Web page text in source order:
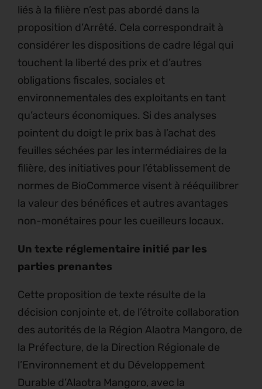
liés à la filière n’est pas abordé dans la
proposition d’Arrêté. Cela correspondrait à
considérer les dispositions de cadre légal qui
touchent la liberté des prix et d’autres
obligations fiscales, sociales et
environnementales des exploitants en tant
qu’acteurs économiques. Si des analyses
pointent du doigt le prix bas à l’achat des
feuilles séchées par les intermédiaires de la
filière, des initiatives pour l’établissement de
normes de BioCommerce visent à rééquilibrer
la valeur des bénéfices et autres avantages
non-monétaires pour les cueilleurs locaux.
Un texte réglementaire initié par les
parties prenantes
Cette proposition de texte résulte de la
décision conjointe et, de l’étroite collaboration
des autorités de la Région Alaotra Mangoro, de
la Préfecture, de la Direction Régionale de
l’Environnement et du Développement
Durable d’Alaotra Mangoro, avec la